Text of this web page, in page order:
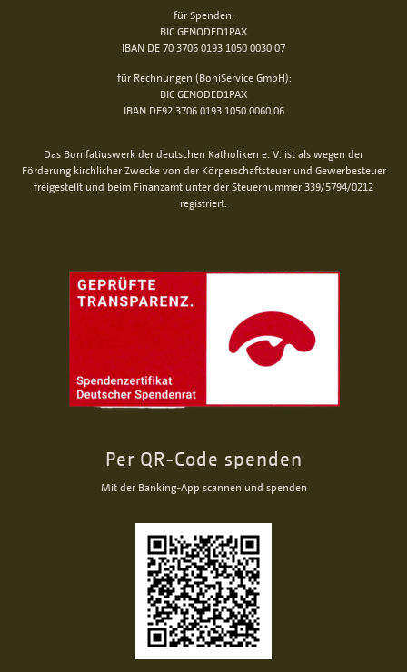
für Spenden:
BIC GENODED1PAX
IBAN DE 70 3706 0193 1050 0030 07
für Rechnungen (BoniService GmbH):
BIC GENODED1PAX
IBAN DE92 3706 0193 1050 0060 06
Das Bonifatiuswerk der deutschen Katholiken e. V. ist als wegen der
Förderung kirchlicher Zwecke von der Körperschaftsteuer und Gewerbesteuer
freigestellt und beim Finanzamt unter der Steuernummer 339/5794/0212
registriert.
Per QR-Code spenden
Mit der Banking-App scannen und spenden